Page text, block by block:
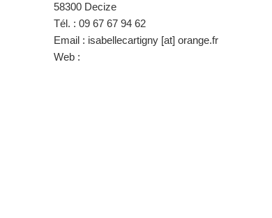
58300 Decize
Tél. : 09 67 67 94 62
Email : isabellecartigny [at] orange.fr
Web :